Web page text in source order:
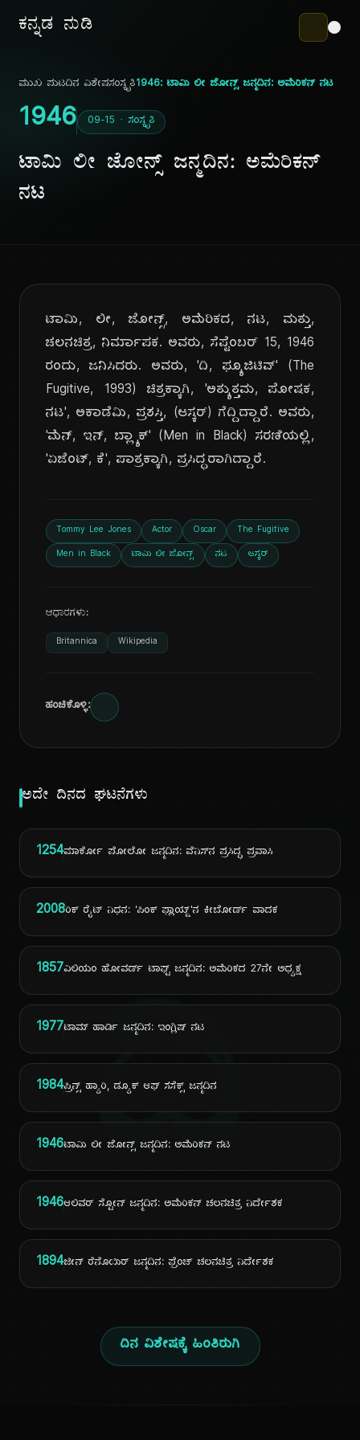
ಕನ್ನಡ ನುಡಿ
ದಿ
ಮುಖ ಪುಟದಿನ ವಿಶೇಷಸಂಸ್ಕೃತಿ1946: ಟಾಮಿ ಲೀ ಜೋನ್ಸ್ ಜನ್ಮದಿನ: ಅಮೆರಿಕನ್ ನಟ
1946 09-15 · ಸಂಸ್ಕೃತಿ
ಟಾಮಿ ಲೀ ಜೋನ್ಸ್ ಜನ್ಮದಿನ: ಅಮೆರಿಕನ್
ನಟ
ಟಾಮಿ, ಲೀ, ಜೋನ್ಸ್, ಅಮೆರಿಕದ, ನಟ, ಮತ್ತು,
ಚಲನಚಿತ್ರ, ನಿರ್ಮಾಪಕ. ಅವರು, ಸೆಪ್ಟೆಂಬರ್ 15, 1946
ರಂದು, ಜನಿಸಿದರು. ಅವರು, 'ದಿ, ಫ್ಯೂಜಿಟಿವ್' (The
Fugitive, 1993) ಚಿತ್ರಕ್ಕಾಗಿ, 'ಅತ್ಯುತ್ತಮ, ಪೋಷಕ,
ನಟ', ಅಕಾಡೆಮಿ, ಪ್ರಶಸ್ತಿ, (ಆಸ್ಕರ್) ಗೆದ್ದಿದ್ದಾರೆ. ಅವರು,
'ಮೆನ್, ಇನ್, ಬ್ಲ್ಯಾಕ್' (Men in Black) ಸರಣಿಯಲ್ಲಿ,
'ಏಜೆಂಟ್, ಕೆ', ಪಾತ್ರಕ್ಕಾಗಿ, ಪ್ರಸಿದ್ಧರಾಗಿದ್ದಾರೆ.
Tommy Lee Jones Actor Oscar The Fugitive
Men in Black ಟಾಮಿ ಲೀ ಜೋನ್ಸ್ ನಟ ಆಸ್ಕರ್
ಆಧಾರಗಳು:
Britannica Wikipedia
ಹಂಚಿಕೊಳ್ಳಿ:
ಅದೇ ದಿನದ ಘಟನೆಗಳು
1254ಮಾರ್ಕೋ ಪೋಲೋ ಜನ್ಮದಿನ: ವೆನಿಸ್‌ನ ಪ್ರಸಿದ್ಧ ಪ್ರವಾಸಿ
2008ರಿಕ್ ರೈಟ್ ನಿಧನ: 'ಪಿಂಕ್ ಫ್ಲಾಯ್ಡ್'ನ ಕೀಬೋರ್ಡ್ ವಾದಕ
1857ವಿಲಿಯಂ ಹೋವರ್ಡ್ ಟಾಫ್ಟ್ ಜನ್ಮದಿನ: ಅಮೆರಿಕದ 27ನೇ ಅಧ್ಯಕ್ಷ
1977ಟಾಮ್ ಹಾರ್ಡಿ ಜನ್ಮದಿನ: ಇಂಗ್ಲಿಷ್ ನಟ
1984ಪ್ರಿನ್ಸ್ ಹ್ಯಾರಿ, ಡ್ಯೂಕ್ ಆಫ್ ಸಸೆಕ್ಸ್ ಜನ್ಮದಿನ
1946ಟಾಮಿ ಲೀ ಜೋನ್ಸ್ ಜನ್ಮದಿನ: ಅಮೆರಿಕನ್ ನಟ
1946ಆಲಿವರ್ ಸ್ಟೋನ್ ಜನ್ಮದಿನ: ಅಮೆರಿಕನ್ ಚಲನಚಿತ್ರ ನಿರ್ದೇಶಕ
1894ಜೀನ್ ರೆನೊಯಿರ್ ಜನ್ಮದಿನ: ಫ್ರೆಂಚ್ ಚಲನಚಿತ್ರ ನಿರ್ದೇಶಕ
ದಿನ ವಿಶೇಷಕ್ಕೆ ಹಿಂತಿರುಗಿ